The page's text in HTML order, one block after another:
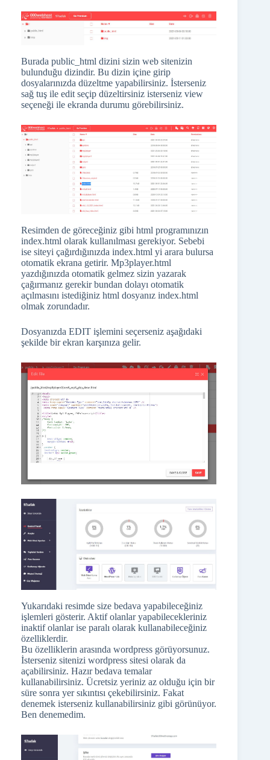
Burada public_html dizini sizin web sitenizin
bulunduğu dizindir. Bu dizin içine girip
dosyalarınızda düzeltme yapabilirsiniz. İsterseniz
sağ tuş ile edit seçip düzeltirsiniz isterseniz view
seçeneği ile ekranda durumu görebilirsiniz.
Resimden de göreceğiniz gibi html programınızın
index.html olarak kullanılması gerekiyor. Sebebi
ise siteyi çağırdığınızda index.html yi arara bulursa
otomatik ekrana getirir. Mp3player.html
yazdığınızda otomatik gelmez sizin yazarak
çağırmanız gerekir bundan dolayı otomatik
açılmasını istediğiniz html dosyanız index.html
olmak zorundadır.
Dosyanızda EDIT işlemini seçerseniz aşağıdaki
şekilde bir ekran karşınıza gelir.
Yukarıdaki resimde size bedava yapabileceğiniz
işlemleri gösterir. Aktif olanlar yapabilecekleriniz
inaktif olanlar ise paralı olarak kullanabileceğiniz
özelliklerdir.
Bu özelliklerin arasında wordpress görüyorsunuz.
İsterseniz sitenizi wordpress sitesi olarak da
açabilirsiniz. Hazır bedava temalar
kullanabilirsiniz. Ücretsiz yeriniz az olduğu için bir
süre sonra yer sıkıntısı çekebilirsiniz. Fakat
denemek isterseniz kullanabilirsiniz gibi görünüyor.
Ben denemedim.